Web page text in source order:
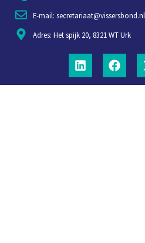
E-mail: secretariaat@vissersbond.nl
Adres: Het spijk 20, 8321 WT Urk